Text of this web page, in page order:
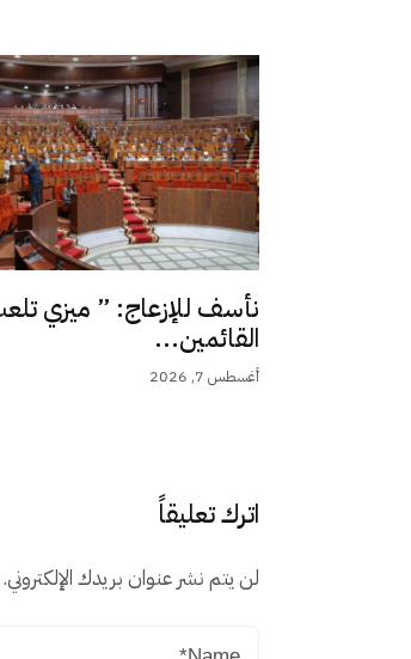
نأسف للإزعاج: ” ميزي
القائمين...
أغسطس 7, 2026
اترك تعليقاً
لن يتم نشر عنوان بريدك الإلكتروني.